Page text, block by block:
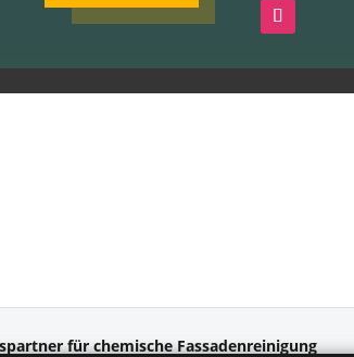
für chemische Fassadenreinigung